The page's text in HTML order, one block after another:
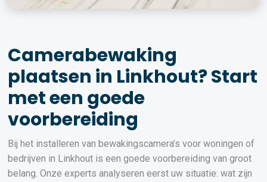
Camerabewaking
plaatsen in Linkhout? Start
met een goede
voorbereiding
Bij het installeren van bewakingscamera’s voor woningen of
bedrijven in Linkhout is een goede voorbereiding van groot
belang. Onze experts analyseren eerst uw situatie: wat zijn